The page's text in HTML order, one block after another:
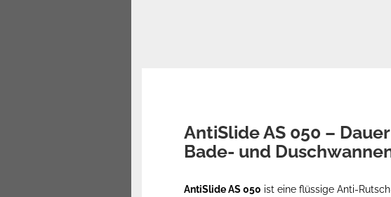
AntiSlide AS 050 –
Bade- und
AntiSlide AS 050 ist eine flüssige Anti-